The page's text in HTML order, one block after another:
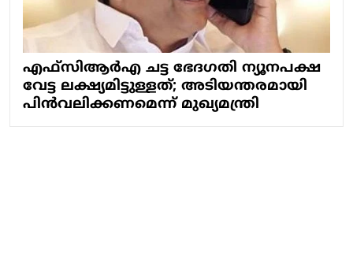
എഫ്‌‌സിആർഎ ചട്ട ഭേദഗതി ന്യൂനപക്ഷ
വേട്ട ലക്ഷ്യമിട്ടുള്ളത്; അടിയന്തരമായി
പിൻവലിക്കണമെന്ന് മുഖ്യമന്ത്രി